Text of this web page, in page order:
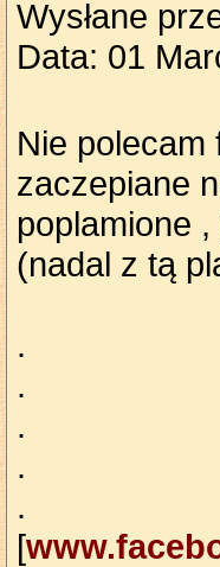
Wysłane
Data: 01
Nie polecam
zaczepiane
poplamione
(nadal z tą
.
.
.
.
.
[